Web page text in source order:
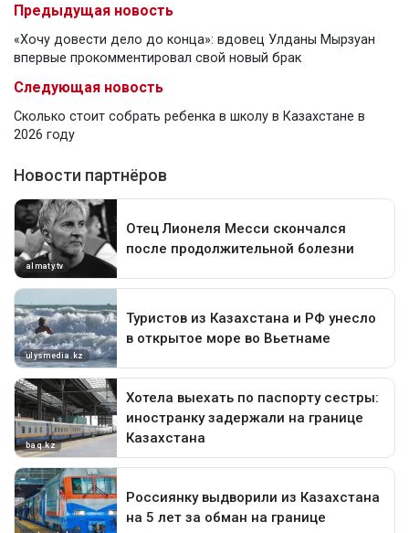
Предыдущая новость
«Хочу довести дело до конца»: вдовец Улданы Мырзуан
впервые прокомментировал свой новый брак
Следующая новость
Сколько стоит собрать ребенка в школу в Казахстане в
2026 году